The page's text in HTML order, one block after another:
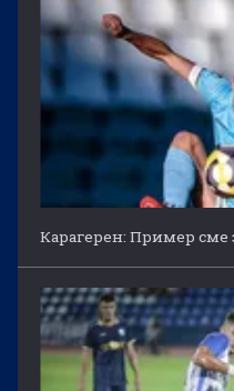
Карагерен: Пример сме